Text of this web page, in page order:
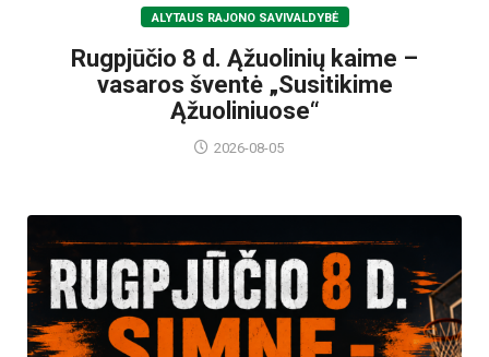
ALYTAUS RAJONO SAVIVALDYBĖ
Rugpjūčio 8 d. Ąžuolinių kaime –
vasaros šventė „Susitikime
Ąžuoliniuose“
2026-08-05